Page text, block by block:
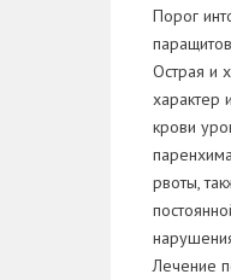
Порог
Острая и
характер
крови
рвоты,
Лечение